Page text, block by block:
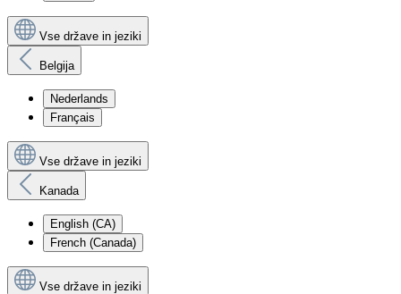
Vse države in jeziki
Belgija
Nederlands
Français
Vse države in jeziki
Kanada
English (CA)
French (Canada)
Vse države in jeziki